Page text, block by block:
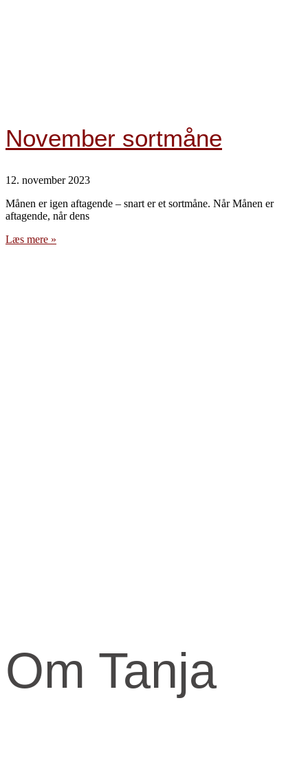
November sortmåne
12. november 2023
Månen er igen aftagende – snart er et sortmåne. Når Månen er
aftagende, når dens
Læs mere »
Om Tanja